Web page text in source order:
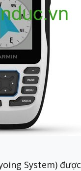
System)